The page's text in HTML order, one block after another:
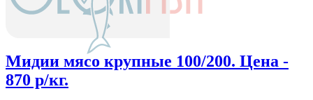
Мидии мясо крупные 100/200. Цена -
870 р/кг.